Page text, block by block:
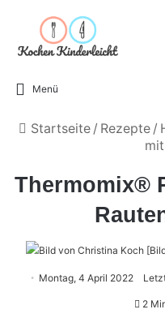
Menü
Startseite / Rezepte /
Thermomix®
Montag, 4 April 2022
2